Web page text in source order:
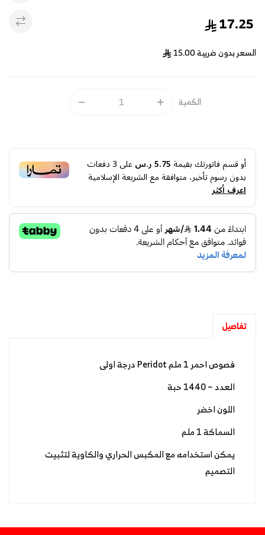
17.25
السعر بدون ضريبة15.00
الكمية
أو قسم فاتورتك بقيمة 5.75 ر.س على3دفعات
بدون رسوم تأخير، متوافقة مع الشريعة الإسلامية
اعرف أكثر
تفاصيل
فصوص احمر 1 ملم Peridot درجة اولى
العدد ~ 1440 حبة
اللون اخضر
السماكة 1 ملم
يمكن استخدامه مع المكبس الحراري والكاوية لتثبيت
التصميم